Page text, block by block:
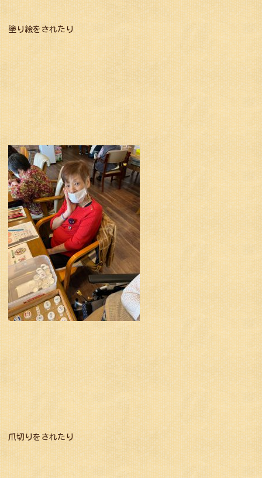
塗り絵をされたり
爪切りをされたり